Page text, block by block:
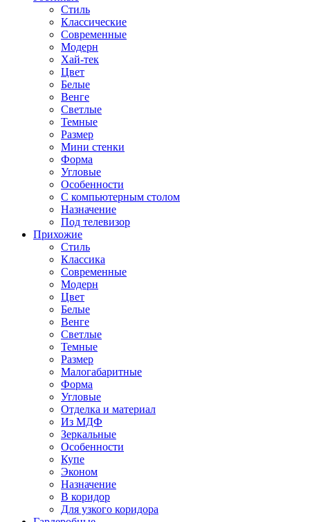
Стиль
Классические
Современные
Модерн
Хай-тек
Цвет
Белые
Венге
Светлые
Темные
Размер
Мини стенки
Форма
Угловые
Особенности
С компьютерным столом
Назначение
Под телевизор
Прихожие
Стиль
Классика
Современные
Модерн
Цвет
Белые
Венге
Светлые
Темные
Размер
Малогабаритные
Форма
Угловые
Отделка и материал
Из МДФ
Зеркальные
Особенности
Купе
Эконом
Назначение
В коридор
Для узкого коридора